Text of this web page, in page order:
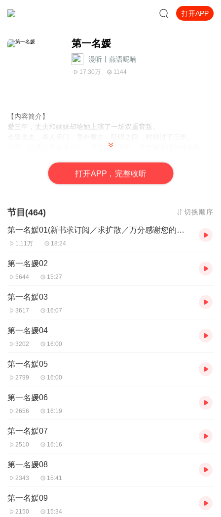
打开APP
第一名媛
漫听丨燕语呢喃
17.30万 1144
【内容简介】
爱三年，丈夫和妹妹却给她上演了一场双重背叛。
三年，父亲心脏病发身亡，哥哥坠机而死，母亲被关进精神病院，
公司，亲人，她一无所有。
人生末路，为了报仇，她嫁给了励城最大的权贵，开启单枪匹马，
航。”
一路披荆斩棘，他宠她入骨，爱她如命，直到，一只小包子凭空冒
出——
“妈咪～”
某男...
打开APP，完整收听
节目(464) 切换顺序
第一名媛01(新书求订阅／求扩散／万分感谢您的评论）
1.11万 18:24
第一名媛02
5644 15:27
第一名媛03
3617 16:07
第一名媛04
3202 16:00
第一名媛05
2799 16:00
第一名媛06
2656 16:19
第一名媛07
2510 16:16
第一名媛08
2343 15:41
第一名媛09
2150 15:34